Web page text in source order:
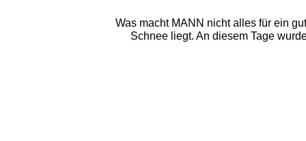
Was macht MANN nicht alles für ein
Schnee liegt. An diesem Tage